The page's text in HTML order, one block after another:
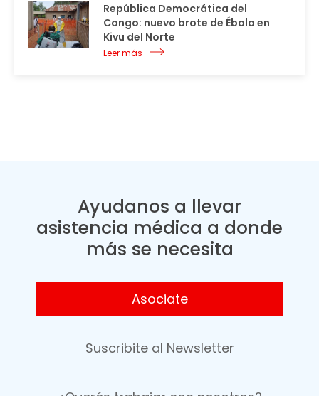
República Democrática del
Congo: nuevo brote de Ébola en
Kivu del Norte
Leer más
Ayudanos a llevar
asistencia médica a donde
más se necesita
Asociate
Suscribite al Newsletter